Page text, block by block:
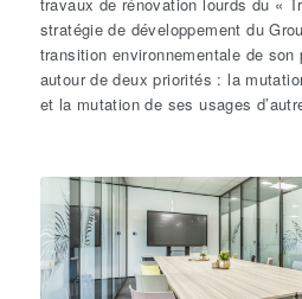
stratégie de développement du
transition environnementale de son
autour de deux priorités : la
et la mutation de ses usages